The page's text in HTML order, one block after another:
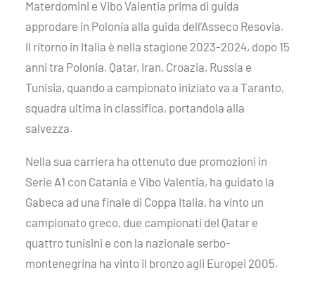
Materdomini e Vibo Valentia prima di guida
approdare in Polonia alla guida dell’Asseco Resovia.
Il ritorno in Italia è nella stagione 2023-2024, dopo 15
anni tra Polonia, Qatar, Iran, Croazia, Russia e
Tunisia, quando a campionato iniziato va a Taranto,
squadra ultima in classifica, portandola alla
salvezza.
Nella sua carriera ha ottenuto due promozioni in
Serie A1 con Catania e Vibo Valentia, ha guidato la
Gabeca ad una finale di Coppa Italia, ha vinto un
campionato greco, due campionati del Qatar e
quattro tunisini e con la nazionale serbo-
montenegrina ha vinto il bronzo agli Europei 2005.